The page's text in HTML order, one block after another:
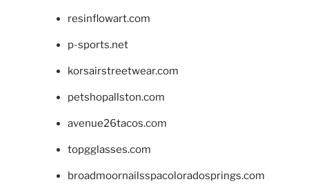
resinflowart.com
p-sports.net
korsairstreetwear.com
petshopallston.com
avenue26tacos.com
topgglasses.com
broadmoornailsspacoloradosprings.com